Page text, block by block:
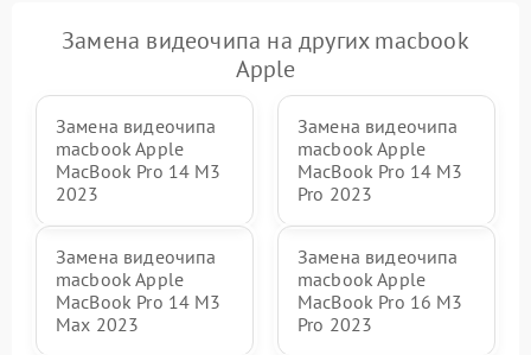
Замена видеочипа на других macbook
Apple
Замена видеочипа
macbook Apple
MacBook Pro 14 M3
2023
Замена видеочипа
macbook Apple
MacBook Pro 14 M3
Pro 2023
Замена видеочипа
macbook Apple
MacBook Pro 14 M3
Max 2023
Замена видеочипа
macbook Apple
MacBook Pro 16 M3
Pro 2023